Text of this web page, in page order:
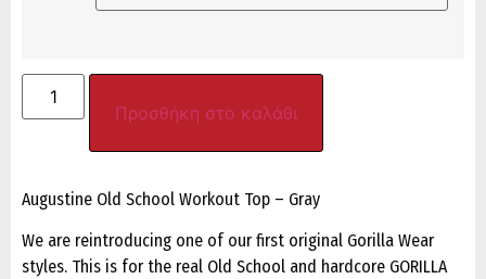
Προσθήκη στο καλάθι
Augustine Old School Workout Top – Gray
We are reintroducing one of our first original Gorilla Wear
styles. This is for the real Old School and hardcore GORILLA